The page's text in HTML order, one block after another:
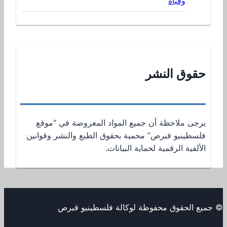
حقوق النشر
يرجى ملاحظة أن جميع المواد المعروضة في “موقع
فلسطينيو قبرص” محمية بحقوق الطبع والنشر وقوانين
الألفية الرقمية لحماية البيانات.
© جميع الحقوق محفوظة لوكالة فلسطينيو قبرص